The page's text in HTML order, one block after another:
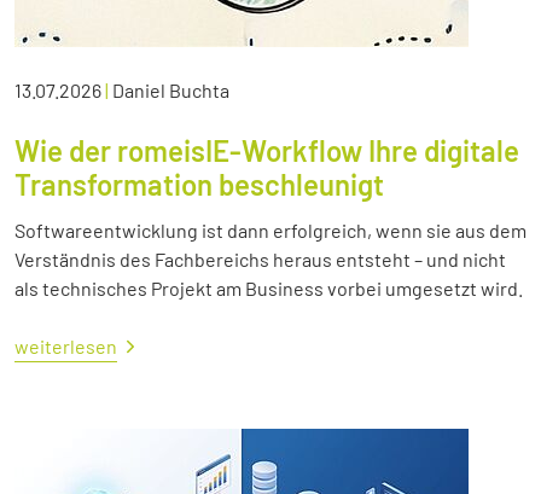
13.07.2026| Daniel Buchta
Wie der romeisIE-Workflow Ihre digitale
Transformation beschleunigt
Softwareentwicklung ist dann erfolgreich, wenn sie aus dem
Verständnis des Fachbereichs heraus entsteht – und nicht
als technisches Projekt am Business vorbei umgesetzt wird.
weiterlesen